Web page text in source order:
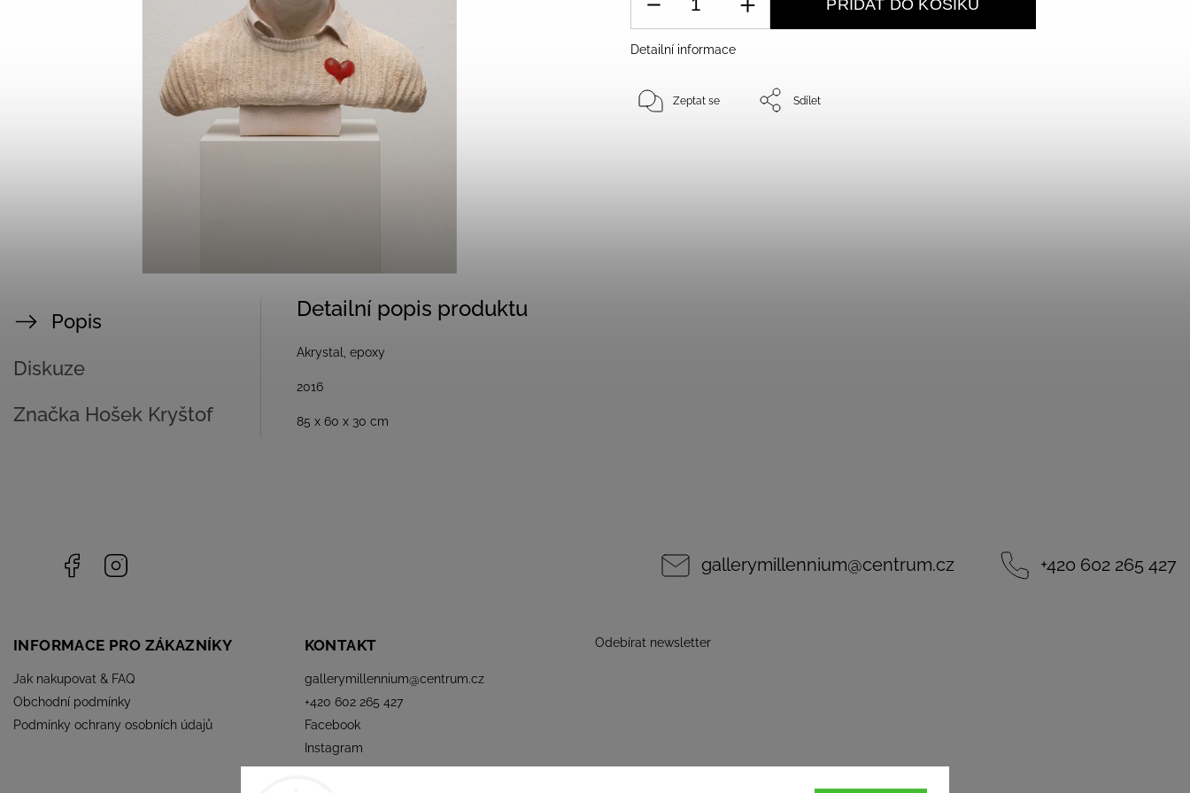
PŘIDAT DO KOŠÍKU
Detailní informace
Zeptat se Sdílet
Popis
Diskuze
Značka Hošek Kryštof
Detailní popis produktu
Akrystal, epoxy
2016
85 x 60 x 30 cm
Facebook gallerymillennium@centrum.cz +420 602 265 427
INFORMACE PRO ZÁKAZNÍKY
Jak nakupovat & FAQ
Obchodní podmínky
Podmínky ochrany osobních údajů
KONTAKT
gallerymillennium@centrum.cz
+420 602 265 427
Facebook
Instagram
Odebírat newsletter